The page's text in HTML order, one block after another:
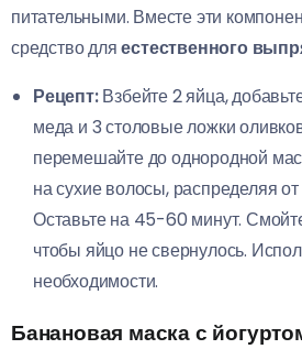
питательными. Вместе эти
средство дляестественного
Рецепт:Взбейте 2 яйца,
меда и 3 столовые ложки
перемешайте до однородной
на сухие волосы, распределяя
Оставьте на 45-60 минут.
чтобы яйцо не свернулось.
необходимости.
Банановая маска с